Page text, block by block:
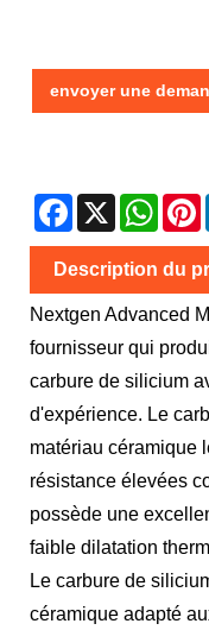
envoyer une
Facebook
X
Description du
Nextgen Advanced
fournisseur qui
carbure de silicium
d'expérience. Le
matériau céramique
résistance élevées
possède une
faible dilatation
Le carbure de
céramique adapté